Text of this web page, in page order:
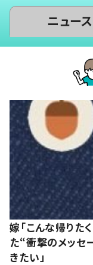
ニュース
嫁「こんな帰りた
た“衝撃のメッセ
きたい」